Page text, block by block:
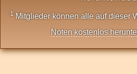
1 Mitglieder können alle auf dieser
Noten kostenlos